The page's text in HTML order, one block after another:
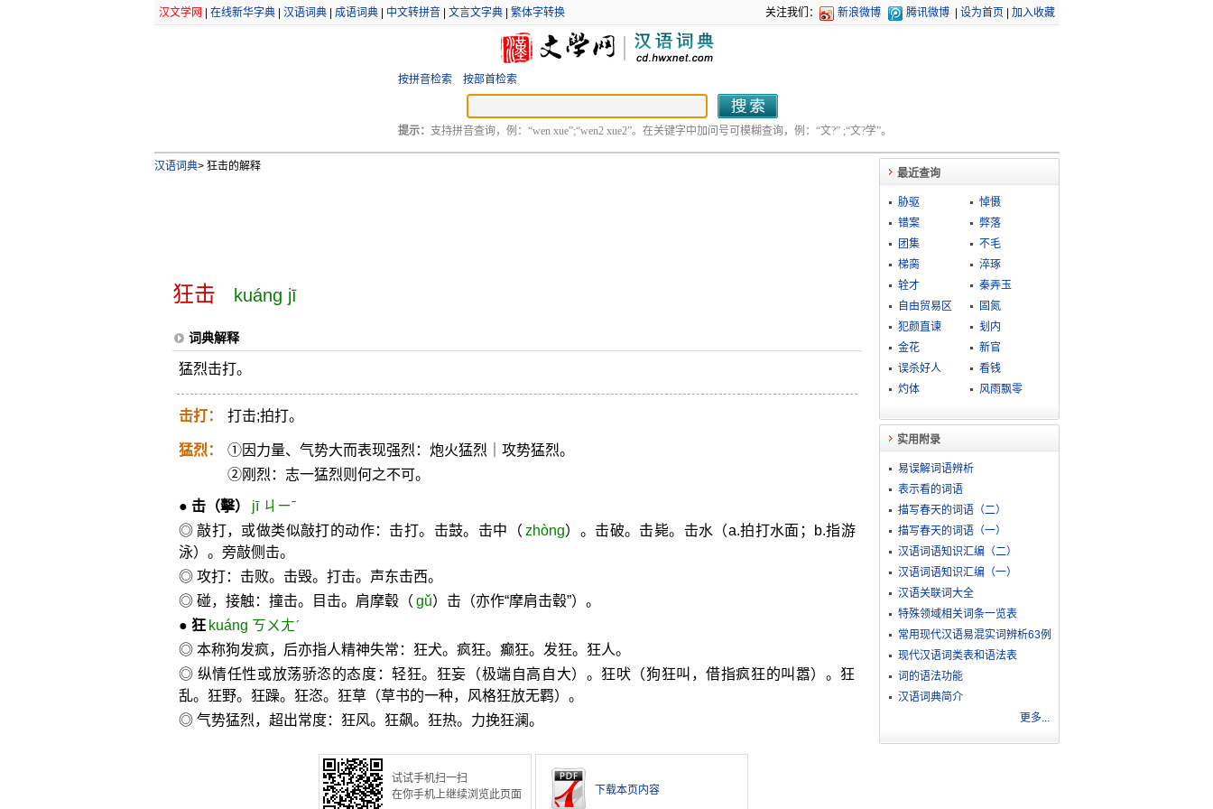
汉文学网 在线新华字典| 汉语词典| 成语词典| 中文转拼音| 文言文字典| 繁体字转换 关注我们： 新浪微博 腾讯微博 设为首页 加入收藏
按拼音检索 按部首检索
提示： 支持拼音查询，例：“wen xue”;“wen2 xue2”。在关键字中加问号可模糊查询，例：“文?” ;“文?学”。
汉语词典>狂击的解释
狂击 kuáng jī
词典解释
猛烈击打。
击打： 打击;拍打。
猛烈：
①因力量、气势大而表现强烈：炮火猛烈｜攻势猛烈。
②刚烈：志一猛烈则何之不可。
● 击（擊）
jī ㄐㄧˉ
◎ 敲打，或做类似敲打的动作：击打。击鼓。击中（ zhòng）。击破。击毙。击水（a.拍打水面；b.指游
泳）。旁敲侧击。
◎ 攻打：击败。击毁。打击。声东击西。
◎ 碰，接触：撞击。目击。肩摩毂（ gǔ）击（亦作“摩肩击毂”）。
● 狂 kuáng ㄎㄨㄤˊ
◎ 本称狗发疯，后亦指人精神失常：狂犬。疯狂。癫狂。发狂。狂人。
◎ 纵情任性或放荡骄恣的态度：轻狂。狂妄（极端自高自大）。狂吠（狗狂叫，借指疯狂的叫嚣）。狂
乱。狂野。狂躁。狂恣。狂草（草书的一种，风格狂放无羁）。
◎ 气势猛烈，超出常度：狂风。狂飙。狂热。力挽狂澜。
试试手机扫一扫
在你手机上继续浏览此页面
下载本页内容
最近查询
胁驱
悼慑
错案
弊落
团集
不毛
梯脔
淬琢
辁才
秦弄玉
自由贸易区
固氮
犯颜直谏
刬内
金花
新官
误杀好人
看钱
灼体
风雨飘零
实用附录
易误解词语辨析
表示看的词语
描写春天的词语（二）
描写春天的词语（一）
汉语词语知识汇编（二）
汉语词语知识汇编（一）
汉语关联词大全
特殊领域相关词条一览表
常用现代汉语易混实词辨析63例
现代汉语词类表和语法表
词的语法功能
汉语词典简介
更多...